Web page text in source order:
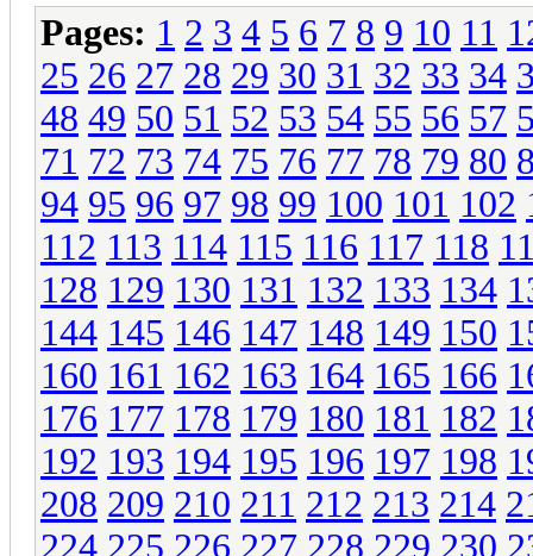
Pages: 1 2 3 4 5 6 7 8 9 10 11
25 26 27 28 29 30 31 32 33 34
48 49 50 51 52 53 54 55 56 57
71 72 73 74 75 76 77 78 79 80
94 95 96 97 98 99 100 101 102
112 113 114 115 116 117 118
128 129 130 131 132 133 134
144 145 146 147 148 149 150
160 161 162 163 164 165 166
176 177 178 179 180 181 182
192 193 194 195 196 197 198
208 209 210 211 212 213 214
224 225 226 227 228 229 230